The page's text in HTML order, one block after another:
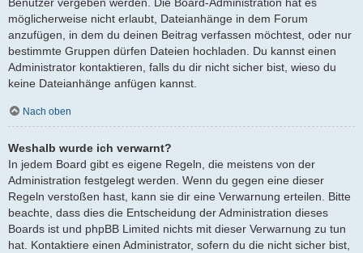
möglicherweise nicht erlaubt, Dateianhänge in dem Forum
anzufügen, in dem du deinen Beitrag verfassen möchtest, oder nur
bestimmte Gruppen dürfen Dateien hochladen. Du kannst einen
Administrator kontaktieren, falls du dir nicht sicher bist, wieso du
keine Dateianhänge anfügen kannst.
Nach oben
Weshalb wurde ich verwarnt?
In jedem Board gibt es eigene Regeln, die meistens von der
Administration festgelegt werden. Wenn du gegen eine dieser
Regeln verstoßen hast, kann sie dir eine Verwarnung erteilen. Bitte
beachte, dass dies die Entscheidung der Administration dieses
Boards ist und phpBB Limited nichts mit dieser Verwarnung zu tun
hat. Kontaktiere einen Administrator, sofern du die nicht sicher bist,